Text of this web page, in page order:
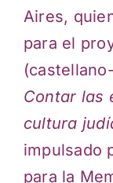
Aires,
para el
Contar las
cultura
impulsado
para la